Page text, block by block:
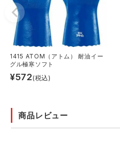
1415 ATOM（アトム） 耐油イー
グル極寒ソフト
¥572(税込)
商品レビュー